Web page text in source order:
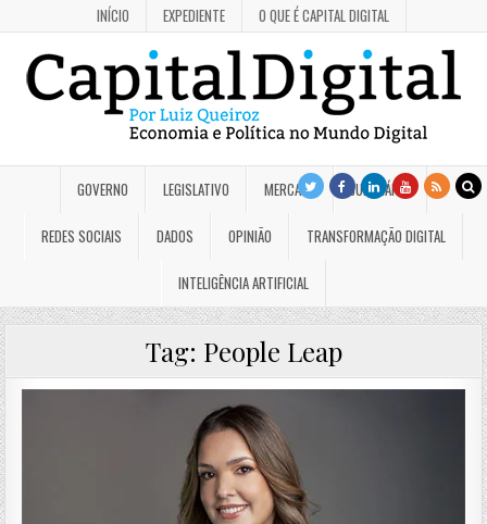
INÍCIO EXPEDIENTE O QUE É CAPITAL DIGITAL
GOVERNO LEGISLATIVO MERCADO JUDICIÁRIO
REDES SOCIAIS DADOS OPINIÃO TRANSFORMAÇÃO DIGITAL
INTELIGÊNCIA ARTIFICIAL
Tag: People Leap